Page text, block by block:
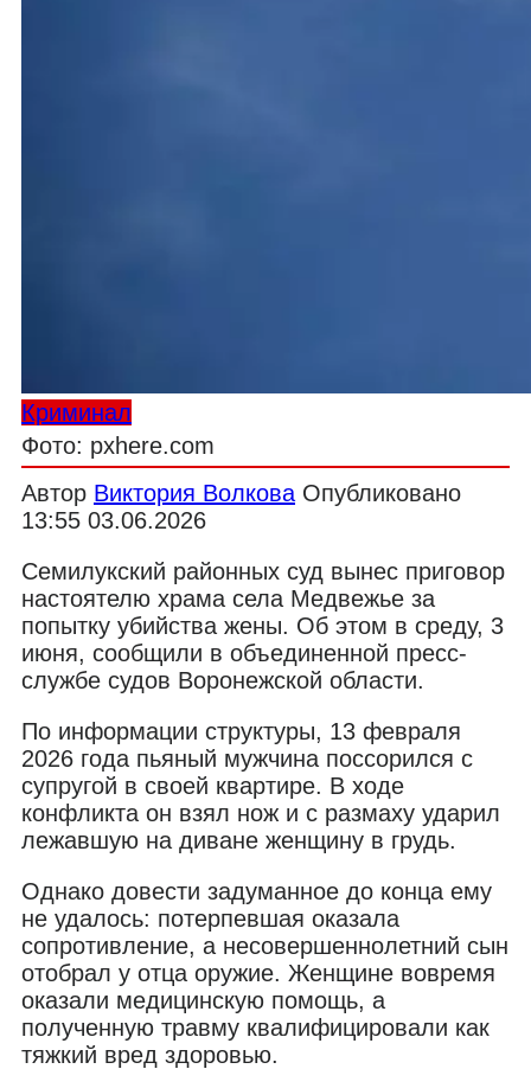
Криминал
Фото: pxhere.com
Автор Виктория Волкова Опубликовано
13:55 03.06.2026
Семилукский районных суд вынес приговор
настоятелю храма села Медвежье за
попытку убийства жены. Об этом в среду, 3
июня, сообщили в объединенной пресс-
службе судов Воронежской области.
По информации структуры, 13 февраля
2026 года пьяный мужчина поссорился с
супругой в своей квартире. В ходе
конфликта он взял нож и с размаху ударил
лежавшую на диване женщину в грудь.
Однако довести задуманное до конца ему
не удалось: потерпевшая оказала
сопротивление, а несовершеннолетний сын
отобрал у отца оружие. Женщине вовремя
оказали медицинскую помощь, а
полученную травму квалифицировали как
тяжкий вред здоровью.